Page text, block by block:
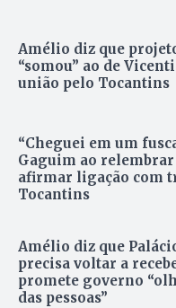
Amélio diz que
“somou” ao de
união pelo Tocantins
“Cheguei em um
Gaguim ao
afirmar ligação com
Tocantins
Amélio diz que
precisa voltar a
promete governo
das pessoas”